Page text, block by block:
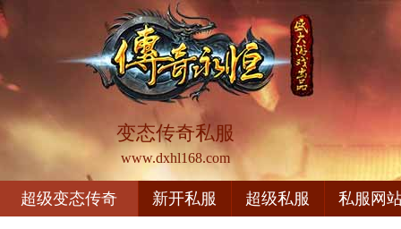
变态传奇私服
www.dxhl168.com
超级变态传奇 新开私服 超级私服 私服网